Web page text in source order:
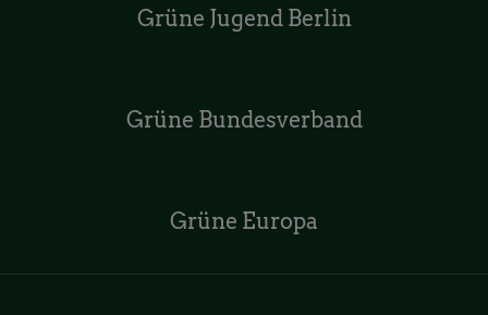
Grüne Jugend Berlin
Grüne Bundesverband
Grüne Europa